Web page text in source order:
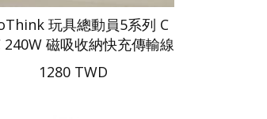
玩具總動員5系列 C
240W 磁吸收納快充傳輸線
1280 TWD